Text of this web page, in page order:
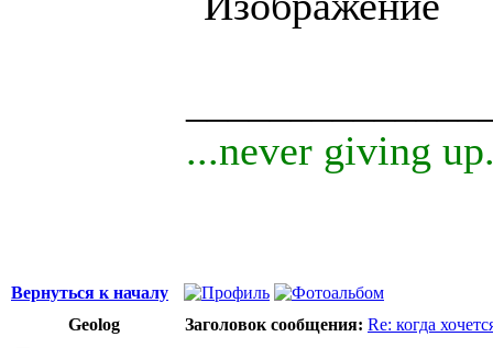
...never giving
Вернуться к началу
Geolog
Заголовок сообщения: Re: когда